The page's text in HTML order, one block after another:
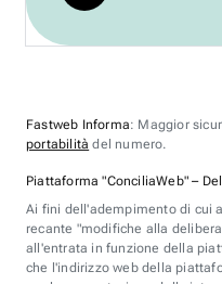
Fastweb Informa: Maggior
portabilità del numero.
Piattaforma "ConciliaWeb" –
Ai fini dell'adempimento di cui
recante "modifiche alla
all'entrata in funzione della
che l'indirizzo web della